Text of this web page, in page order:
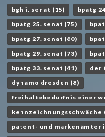
bgh i. senat (15) bpatg
bpatg 25. senat (75)
bpatg 27. senat (80)
bpatg 29. senat (73)
bpatg 33. senat (41) der
dynamo dresden (8)
freihaltebedürfnis einer
kennzeichnungsschwäche
patent- und markenämter